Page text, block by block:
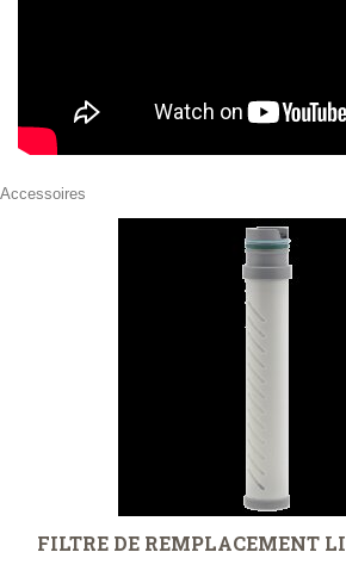
Accessoires
FILTRE DE REMPLACEMENT